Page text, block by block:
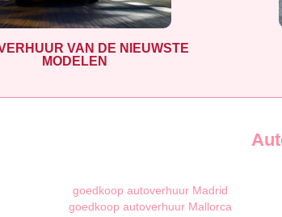
VAN DE NIEUWSTE
MODELEN
goedkoop autoverhuur Madrid
goedkoop autoverhuur Mallorca